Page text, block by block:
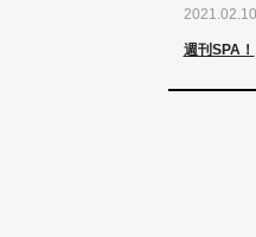
2021.02.10
週刊SPA！